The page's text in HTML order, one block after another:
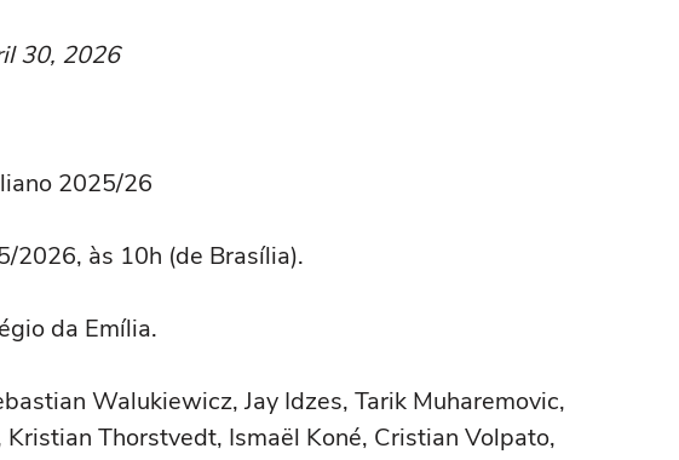
30, 2026
2025/26
2026, às 10h (de Brasília).
da Emília.
Walukiewicz, Jay Idzes, Tarik Muharemovic,
Thorstvedt, Ismaël Koné, Cristian Volpato,